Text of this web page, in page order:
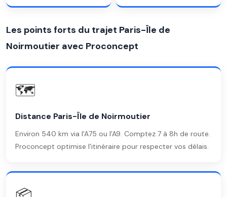
Les points forts du trajet Paris-Île de
Noirmoutier avec Proconcept
🗺️
Distance Paris-Île de Noirmoutier
Environ 540 km via l'A75 ou l'A9. Comptez 7 à 8h de route.
Proconcept optimise l'itinéraire pour respecter vos délais.